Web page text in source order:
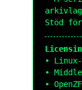
Stöd
• Linux-
•
•